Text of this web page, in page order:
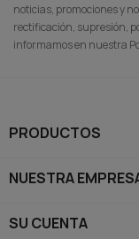
noticias, promociones y
rectificación, supresión,
informamos en nuestra
PRODUCTOS
NUESTRA
SU CUENTA